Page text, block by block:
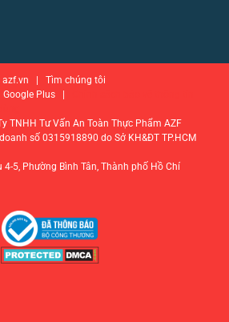
azf.vn | Tìm chúng tôi
Plus |
TNHH Tư Vấn An Toàn Thực Phẩm AZF
số 0315918890 do Sở KH&ĐT TP.HCM
5, Phường Bình Tân, Thành phố Hồ Chí